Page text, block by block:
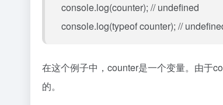
console.log(counter); // undefined
console.log(typeof counter); //
在这个例子中，counter是一个变量。由于
的。